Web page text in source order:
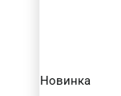
Новинка